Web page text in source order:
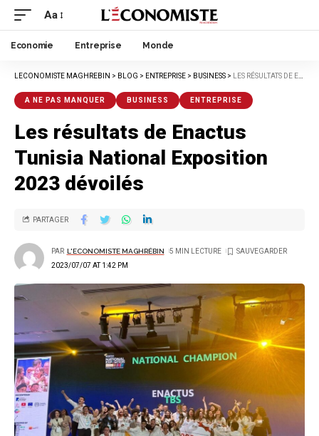
Aa
Economie Entreprise Monde
LECONOMISTE MAGHREBIN > BLOG > ENTREPRISE > BUSINESS > LES RÉSULTATS DE ENACTUS TUNISIA NATIONAL EXPOSITION 2023 DÉVOILÉS
A NE PAS MANQUER BUSINESS ENTREPRISE
Les résultats de Enactus
Tunisia National Exposition
2023 dévoilés
2023/07/07 AT 1:42 PM
PAR L'ECONOMISTE MAGHRÉBIN 5 MIN LECTURE
PARTAGER